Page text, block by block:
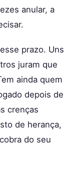
anular, a
prazo. Uns
juram que
ainda quem
depois de
crenças
de herança,
do seu